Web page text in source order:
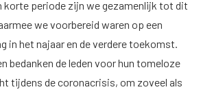
korte periode zijn we gezamenlijk tot dit
we voorbereid waren op een
in het najaar en de verdere toekomst.
bedanken de leden voor hun tomeloze
tijdens de coronacrisis, om zoveel als